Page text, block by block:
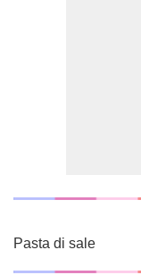
Pasta di sale